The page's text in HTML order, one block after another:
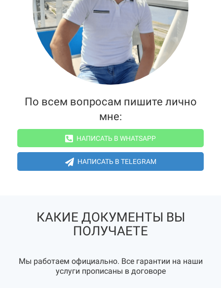
По всем вопросам пишите лично
мне:
НАПИСАТЬ В WHATSAPP
НАПИСАТЬ В TELEGRAM
КАКИЕ ДОКУМЕНТЫ ВЫ
ПОЛУЧАЕТЕ
Мы работаем официально. Все гарантии на наши
услуги прописаны в договоре